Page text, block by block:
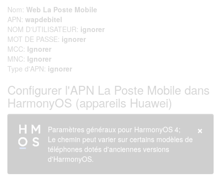
Nom: Web La Poste Mobile
APN: wapdebitel
NOM D'UTILISATEUR: ignorer
MOT DE PASSE: ignorer
MCC: Ignorer
MNC: Ignorer
Type d'APN: ignorer
Configurer l'APN La Poste Mobile dans
HarmonyOS (appareils Huawei)
×
Paramètres généraux pour HarmonyOS 4;
Le chemin peut varier sur certains modèles de
téléphones dotés d'anciennes versions
d'HarmonyOS.